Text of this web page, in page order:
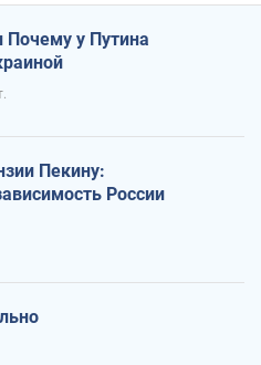
Почему у Путина
Пекину:
России